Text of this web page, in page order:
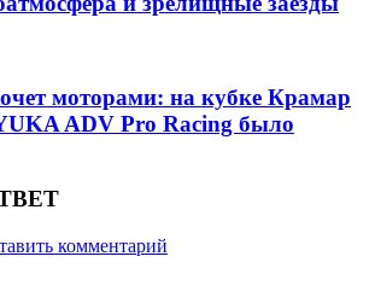
моторами: на кубке Крамар
ADV Pro Racing было
комментарий